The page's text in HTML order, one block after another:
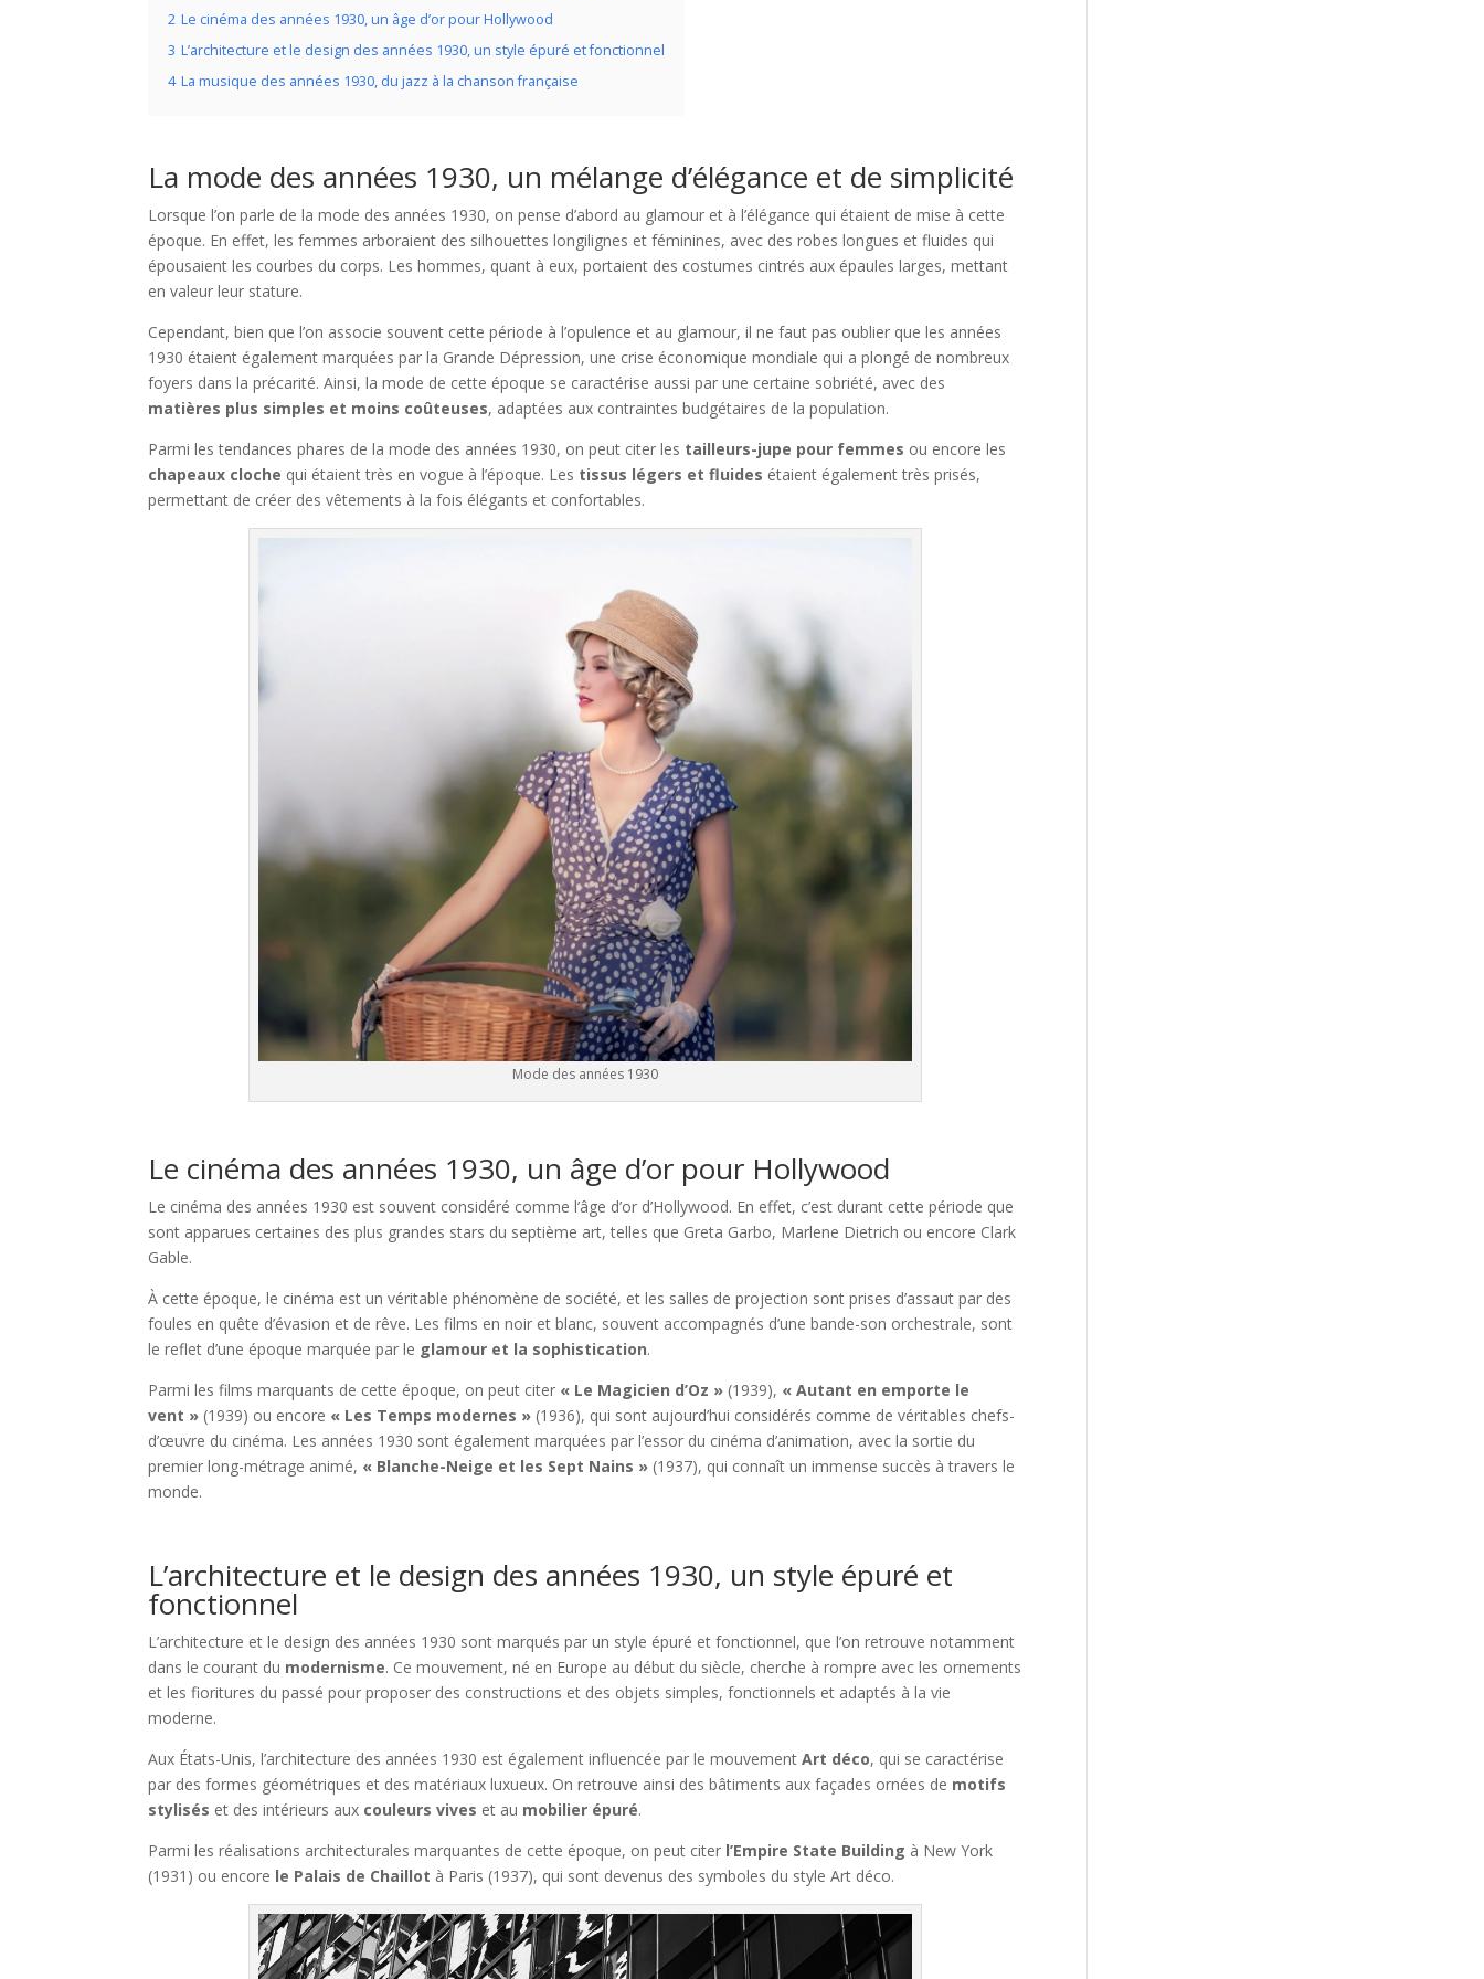
2 Le cinéma des années 1930, un âge d’or pour Hollywood
3 L’architecture et le design des années 1930, un style épuré et fonctionnel
4 La musique des années 1930, du jazz à la chanson française
La mode des années 1930, un mélange d’élégance et de simplicité
Lorsque l’on parle de la mode des années 1930, on pense d’abord au glamour et à l’élégance qui étaient de mise à cette
époque. En effet, les femmes arboraient des silhouettes longilignes et féminines, avec des robes longues et fluides qui
épousaient les courbes du corps. Les hommes, quant à eux, portaient des costumes cintrés aux épaules larges, mettant
en valeur leur stature.
Cependant, bien que l’on associe souvent cette période à l’opulence et au glamour, il ne faut pas oublier que les années
1930 étaient également marquées par la Grande Dépression, une crise économique mondiale qui a plongé de nombreux
foyers dans la précarité. Ainsi, la mode de cette époque se caractérise aussi par une certaine sobriété, avec des
matières plus simples et moins coûteuses, adaptées aux contraintes budgétaires de la population.
Parmi les tendances phares de la mode des années 1930, on peut citer les tailleurs-jupe pour femmes ou encore les
chapeaux cloche qui étaient très en vogue à l’époque. Les tissus légers et fluides étaient également très prisés,
permettant de créer des vêtements à la fois élégants et confortables.
Mode des années 1930
Le cinéma des années 1930, un âge d’or pour Hollywood
Le cinéma des années 1930 est souvent considéré comme l’âge d’or d’Hollywood. En effet, c’est durant cette période que
sont apparues certaines des plus grandes stars du septième art, telles que Greta Garbo, Marlene Dietrich ou encore Clark
Gable.
À cette époque, le cinéma est un véritable phénomène de société, et les salles de projection sont prises d’assaut par des
foules en quête d’évasion et de rêve. Les films en noir et blanc, souvent accompagnés d’une bande-son orchestrale, sont
le reflet d’une époque marquée par le glamour et la sophistication.
Parmi les films marquants de cette époque, on peut citer « Le Magicien d’Oz » (1939), « Autant en emporte le
vent » (1939) ou encore « Les Temps modernes » (1936), qui sont aujourd’hui considérés comme de véritables chefs-
d’œuvre du cinéma. Les années 1930 sont également marquées par l’essor du cinéma d’animation, avec la sortie du
premier long-métrage animé, « Blanche-Neige et les Sept Nains » (1937), qui connaît un immense succès à travers le
monde.
L’architecture et le design des années 1930, un style épuré et
fonctionnel
L’architecture et le design des années 1930 sont marqués par un style épuré et fonctionnel, que l’on retrouve notamment
dans le courant du modernisme. Ce mouvement, né en Europe au début du siècle, cherche à rompre avec les ornements
et les fioritures du passé pour proposer des constructions et des objets simples, fonctionnels et adaptés à la vie
moderne.
Aux États-Unis, l’architecture des années 1930 est également influencée par le mouvementArt déco, qui se caractérise
par des formes géométriques et des matériaux luxueux. On retrouve ainsi des bâtiments aux façades ornées de motifs
stylisés et des intérieurs aux couleurs vives et au mobilier épuré.
Parmi les réalisations architecturales marquantes de cette époque, on peut citer l’Empire State Building à New York
(1931) ou encore le Palais de Chaillot à Paris (1937), qui sont devenus des symboles du style Art déco.